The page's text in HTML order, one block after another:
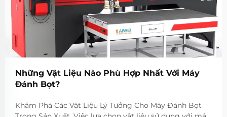
Những Vật Liệu Nào Phù Hợp Nhất Với Máy
Đánh Bọt?
Khám Phá Các Vật Liệu Lý Tưởng Cho Máy Đánh Bọt